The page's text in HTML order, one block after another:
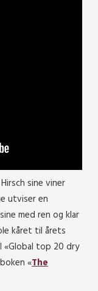
sine viner
utviser en
med ren og klar
kåret til årets
«Global top 20 dry
«The